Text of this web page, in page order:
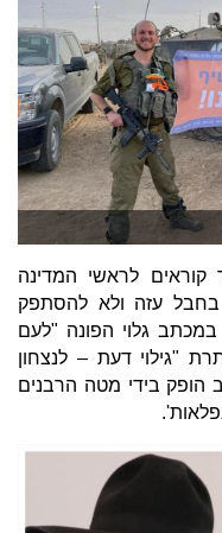
קוראים לראשי המדינה
בחבל עזה ולא להסתפק
גלוי הפונה "לעם
"גילוי דעת – לנצחון
הופק בידי מטה הרבנים